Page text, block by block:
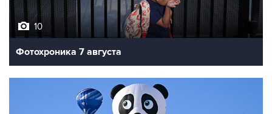
10
Фотохроника 7 августа